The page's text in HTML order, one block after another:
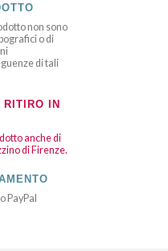
non sono
o di
di tali
IN
anche di
di Firenze.
PayPal